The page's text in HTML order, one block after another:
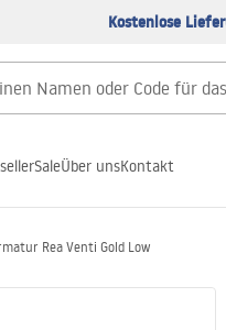
Kostenlose
SaleÜber unsKontakt
Rea Venti Gold Low